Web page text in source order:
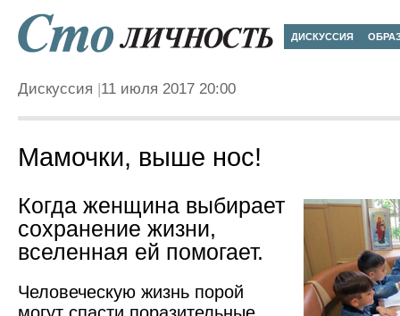
ДИСКУССИЯ
Дискуссия 11 июля 2017 20:00
Мамочки, выше нос!
Когда женщина выбирает
сохранение жизни,
вселенная ей помогает.
Человеческую жизнь порой